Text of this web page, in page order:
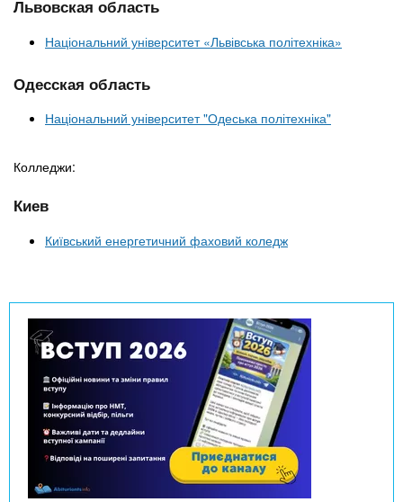
Львовская область
Національний університет «Львівська політехніка»
Одесская область
Національний університет "Одеська політехніка"
Колледжи:
Киев
Київський енергетичний фаховий коледж